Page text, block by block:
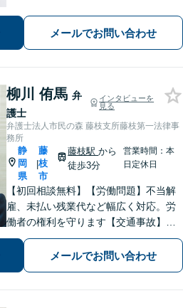
ります【法テラス利用可】【藤枝市役
所裏】
メールでお問い合わせ
柳川 侑馬 弁
護士
インタビューを
見る
弁護士法人市民の森 藤枝支所藤枝第一法律事
務所
静
岡
県
|
藤
枝
市
藤枝駅から
徒歩3分
営業時間：本
日定休日
【初回相談無料】【労働問題】不当解
雇、未払い残業代など幅広く対応。労
働者の権利を守ります【交通事故】保
険会社との交渉もお任せ。事故後の不
安な気持ちに寄り添う丁寧な対応【男
女問題】シングルマザーの法律相談は
メールでお問い合わせ